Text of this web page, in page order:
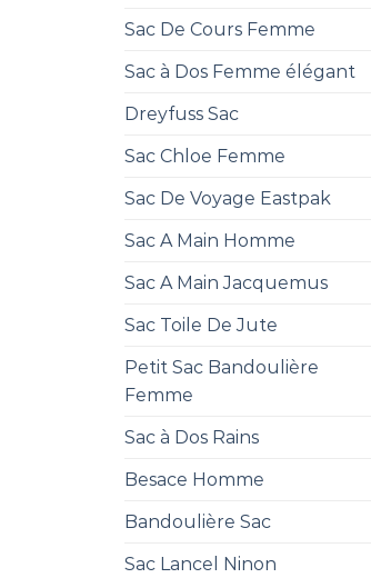
Sac De Cours Femme
Sac à Dos Femme élégant
Dreyfuss Sac
Sac Chloe Femme
Sac De Voyage Eastpak
Sac A Main Homme
Sac A Main Jacquemus
Sac Toile De Jute
Petit Sac Bandoulière
Femme
Sac à Dos Rains
Besace Homme
Bandoulière Sac
Sac Lancel Ninon